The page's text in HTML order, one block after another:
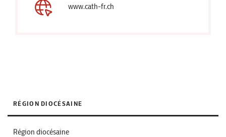
www.cath-fr.ch
RÉGION DIOCÉSAINE
Région diocésaine